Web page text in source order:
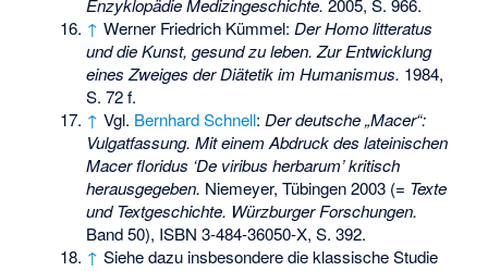
Enzyklopädie Medizingeschichte. 2005, S. 966.
↑ Werner Friedrich Kümmel:Der Homo litteratus
und die Kunst, gesund zu leben. Zur Entwicklung
eines Zweiges der Diätetik im Humanismus. 1984,
S. 72 f.
↑ Vgl. Bernhard Schnell:Der deutsche „Macer“:
Vulgatfassung. Mit einem Abdruck des lateinischen
Macer floridus ‘De viribus herbarum’ kritisch
herausgegeben. Niemeyer, Tübingen 2003 (= Texte
und Textgeschichte. Würzburger Forschungen.
Band 50), ISBN 3-484-36050-X, S. 392.
↑ Siehe dazu insbesondere die klassische Studie